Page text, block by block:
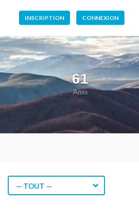
INSCRIPTION CONNEXION
61
Amis
— TOUT —